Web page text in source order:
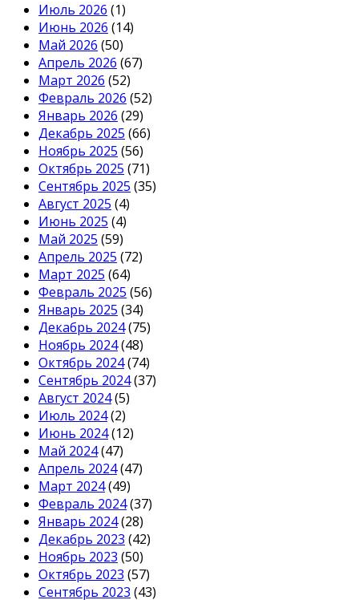
Июль 2026 (1)
Июнь 2026 (14)
Май 2026 (50)
Апрель 2026 (67)
Март 2026 (52)
Февраль 2026 (52)
Январь 2026 (29)
Декабрь 2025 (66)
Ноябрь 2025 (56)
Октябрь 2025 (71)
Сентябрь 2025 (35)
Август 2025 (4)
Июнь 2025 (4)
Май 2025 (59)
Апрель 2025 (72)
Март 2025 (64)
Февраль 2025 (56)
Январь 2025 (34)
Декабрь 2024(75)
Ноябрь 2024(48)
Октябрь 2024(74)
Сентябрь 2024(37)
Август 2024(5)
Июль 2024(2)
Июнь 2024(12)
Май 2024(47)
Апрель 2024(47)
Март 2024(49)
Февраль 2024(37)
Январь 2024(28)
Декабрь 2023 (42)
Ноябрь 2023 (50)
Октябрь 2023 (57)
Сентябрь 2023 (43)